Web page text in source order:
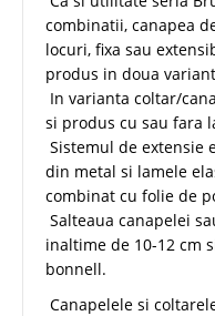
combinatii, canapea
locuri, fixa sau
produs in doua
In varianta coltar/
si produs cu sau fara
Sistemul de extensie
din metal si lamele
combinat cu folie de
Salteaua canapelei
inaltime de 10-12 cm
bonnell.
Canapelele si